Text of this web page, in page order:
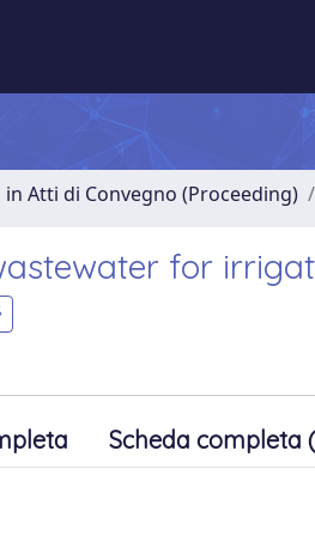
Atti di Convegno (Proceeding)
for
Scheda completa